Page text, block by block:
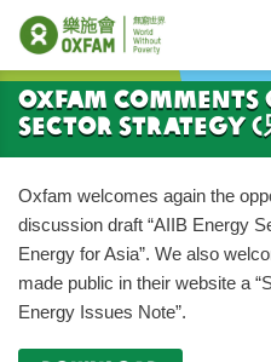
开始主要内容
Oxfam comments
Sector Strategy (
Oxfam welcomes again the
discussion draft “AIIB Energy
Energy for Asia”. We also
made public in their website a
Energy Issues Note”.